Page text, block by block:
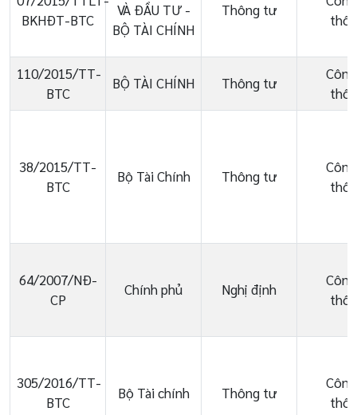
BKHĐT-BTC
VÀ ĐẦU TƯ -
BỘ TÀI CHÍNH
Thông tư
110/2015/TT-
BTC
BỘ TÀI CHÍNH Thông tư
38/2015/TT-
BTC
Bộ Tài Chính Thông tư
64/2007/NĐ-
CP
Chính phủ Nghị định
305/2016/TT-
BTC
Bộ Tài chính Thông tư